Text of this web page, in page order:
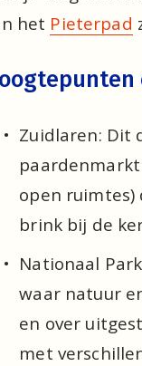
het Pieterpad
Zuidlaren: Dit
open ruimtes)
brink bij de
Nationaal
waar natuur
en over
met